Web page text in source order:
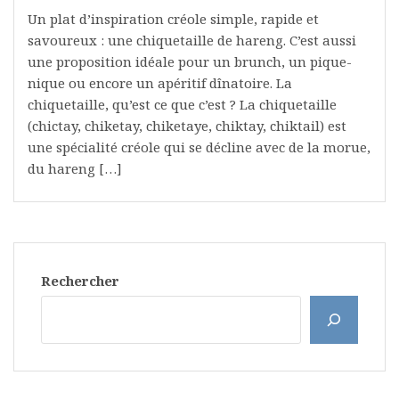
Un plat d’inspiration créole simple, rapide et
savoureux : une chiquetaille de hareng. C’est aussi
une proposition idéale pour un brunch, un pique-
nique ou encore un apéritif dînatoire. La
chiquetaille, qu’est ce que c’est ? La chiquetaille
(chictay, chiketay, chiketaye, chiktay, chiktail) est
une spécialité créole qui se décline avec de la morue,
du hareng […]
Rechercher